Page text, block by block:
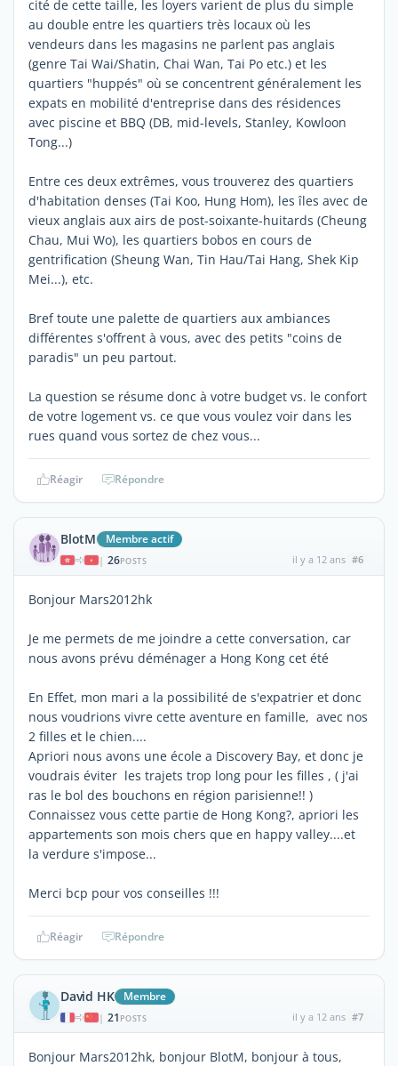
cité de cette taille, les loyers varient de plus du simple
au double entre les quartiers très locaux où les
vendeurs dans les magasins ne parlent pas anglais
(genre Tai Wai/Shatin, Chai Wan, Tai Po etc.) et les
quartiers "huppés" où se concentrent généralement les
expats en mobilité d'entreprise dans des résidences
avec piscine et BBQ (DB, mid-levels, Stanley, Kowloon
Tong...)
Entre ces deux extrêmes, vous trouverez des quartiers
d'habitation denses (Tai Koo, Hung Hom), les îles avec de
vieux anglais aux airs de post-soixante-huitards (Cheung
Chau, Mui Wo), les quartiers bobos en cours de
gentrification (Sheung Wan, Tin Hau/Tai Hang, Shek Kip
Mei...), etc.
Bref toute une palette de quartiers aux ambiances
différentes s'offrent à vous, avec des petits "coins de
paradis" un peu partout.
La question se résume donc à votre budget vs. le confort
de votre logement vs. ce que vous voulez voir dans les
rues quand vous sortez de chez vous...
Réagir Répondre
BlotM Membre actif
| 26POSTS il y a 12 ans #6
Bonjour Mars2012hk
Je me permets de me joindre a cette conversation, car
nous avons prévu déménager a Hong Kong cet été
En Effet, mon mari a la possibilité de s'expatrier et donc
nous voudrions vivre cette aventure en famille, avec nos
2 filles et le chien....
Apriori nous avons une école a Discovery Bay, et donc je
voudrais éviter les trajets trop long pour les filles , ( j'ai
ras le bol des bouchons en région parisienne!! )
Connaissez vous cette partie de Hong Kong?, apriori les
appartements son mois chers que en happy valley....et
la verdure s'impose...
Merci bcp pour vos conseilles !!!
Réagir Répondre
David HK Membre
| 21 POSTS il y a 12 ans #7
Bonjour Mars2012hk, bonjour BlotM, bonjour à tous,